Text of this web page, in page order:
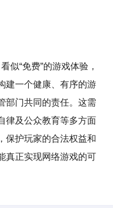
似“免费”的游戏体验，
建一个健康、有序的游
部门共同的责任。这需
律及公众教育等多方面
保护玩家的合法权益和
真正实现网络游戏的可